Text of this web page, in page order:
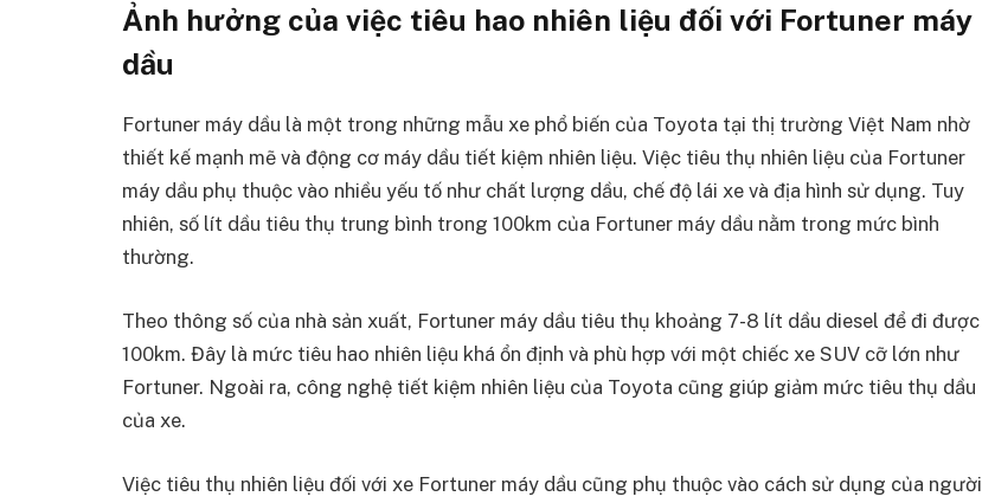
Ảnh hưởng của việc tiêu hao nhiên liệu đối với Fortuner máy
dầu
Fortuner máy dầu là một trong những mẫu xe phổ biến của Toyota tại thị trường Việt Nam nhờ
thiết kế mạnh mẽ và động cơ máy dầu tiết kiệm nhiên liệu. Việc tiêu thụ nhiên liệu của Fortuner
máy dầu phụ thuộc vào nhiều yếu tố như chất lượng dầu, chế độ lái xe và địa hình sử dụng. Tuy
nhiên, số lít dầu tiêu thụ trung bình trong 100km của Fortuner máy dầu nằm trong mức bình
thường.
Theo thông số của nhà sản xuất, Fortuner máy dầu tiêu thụ khoảng 7-8 lít dầu diesel để đi được
100km. Đây là mức tiêu hao nhiên liệu khá ổn định và phù hợp với một chiếc xe SUV cỡ lớn như
Fortuner. Ngoài ra, công nghệ tiết kiệm nhiên liệu của Toyota cũng giúp giảm mức tiêu thụ dầu
của xe.
Việc tiêu thụ nhiên liệu đối với xe Fortuner máy dầu cũng phụ thuộc vào cách sử dụng của người